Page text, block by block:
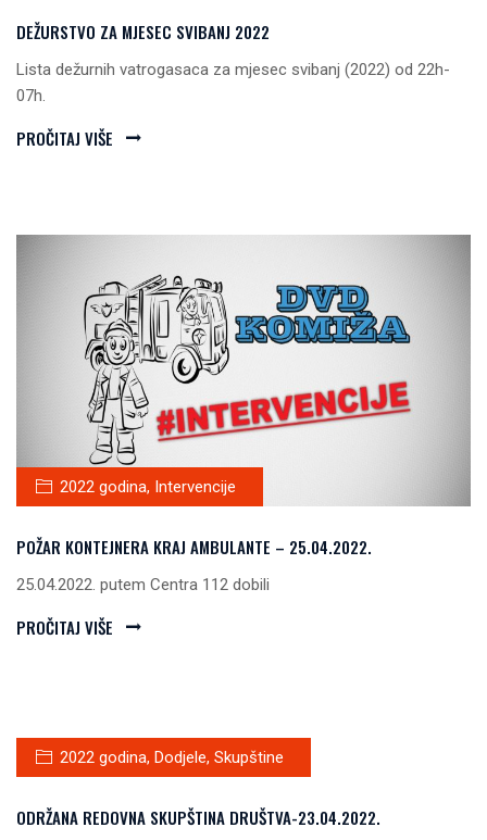
DEŽURSTVO ZA MJESEC SVIBANJ 2022
Lista dežurnih vatrogasaca za mjesec svibanj (2022) od 22h-
07h.
PROČITAJ VIŠE
2022 godina, Intervencije
POŽAR KONTEJNERA KRAJ AMBULANTE – 25.04.2022.
25.04.2022. putem Centra 112 dobili
PROČITAJ VIŠE
2022 godina, Dodjele, Skupštine
ODRŽANA REDOVNA SKUPŠTINA DRUŠTVA-23.04.2022.